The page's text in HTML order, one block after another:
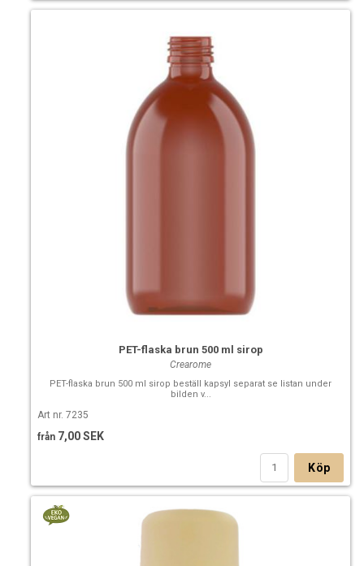
PET-flaska brun 500 ml sirop
Crearome
PET-flaska brun 500 ml sirop beställ kapsyl separat se listan under
bilden v...
Art nr. 7235
från 7,00 SEK
Köp